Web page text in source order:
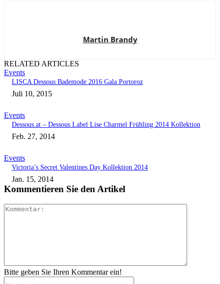
Martin Brandy
RELATED ARTICLES
Events
LISCA Dessous Bademode 2016 Gala Portoroz
Juli 10, 2015
Events
Dessous.at – Dessous Label Lise Charmel Frühling 2014 Kollektion
Feb. 27, 2014
Events
Victoria’s Secret Valentines Day Kollektion 2014
Jan. 15, 2014
Kommentieren Sie den Artikel
Bitte geben Sie Ihren Kommentar ein!